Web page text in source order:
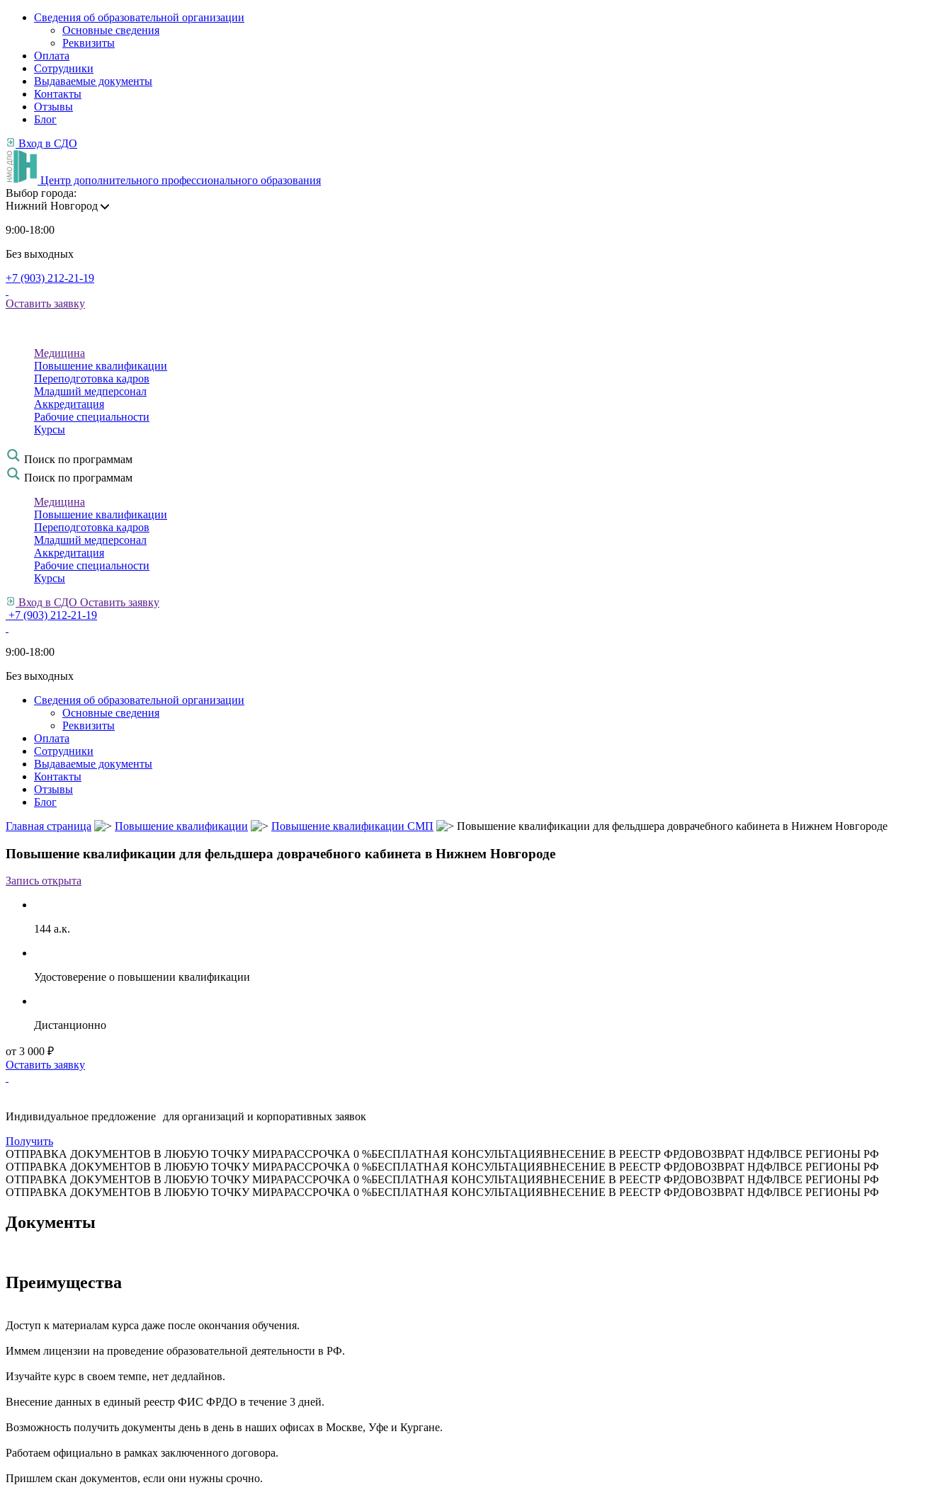
Сведения об образовательной организации
Основные сведения
Реквизиты
Оплата
Сотрудники
Выдаваемые документы
Контакты
Отзывы
Блог
Вход в СДО
Центр дополнительного профессионального образования
Выбор города:
Нижний Новгород
9:00-18:00
Без выходных
+7 (903) 212-21-19
Оставить заявку
Медицина
Повышение квалификации
Переподготовка кадров
Младший медперсонал
Аккредитация
Рабочие специальности
Курсы
Поиск по программам
Поиск по программам
Медицина
Повышение квалификации
Переподготовка кадров
Младший медперсонал
Аккредитация
Рабочие специальности
Курсы
Вход в СДО Оставить заявку
+7 (903) 212-21-19
9:00-18:00
Без выходных
Сведения об образовательной организации
Основные сведения
Реквизиты
Оплата
Сотрудники
Выдаваемые документы
Контакты
Отзывы
Блог
Главная страница
Повышение квалификации Повышение квалификации СМП Повышение квалификации для фельдшера доврачебного кабинета в Нижнем Новгороде
Повышение квалификации для фельдшера доврачебного кабинета в Нижнем Новгороде
Запись открыта
144 а.к.
Удостоверение о повышении квалификации
Дистанционно
от 3 000 ₽
Оставить заявку
Индивидуальное предложение для организаций и корпоративных заявок
Получить
ОТПРАВКА ДОКУМЕНТОВ В ЛЮБУЮ ТОЧКУ МИРАРАССРОЧКА 0 %БЕСПЛАТНАЯ КОНСУЛЬТАЦИЯВНЕСЕНИЕ В РЕЕСТР ФРДОВОЗВРАТ НДФЛВСЕ РЕГИОНЫ РФ
ОТПРАВКА ДОКУМЕНТОВ В ЛЮБУЮ ТОЧКУ МИРАРАССРОЧКА 0 %БЕСПЛАТНАЯ КОНСУЛЬТАЦИЯВНЕСЕНИЕ В РЕЕСТР ФРДОВОЗВРАТ НДФЛВСЕ РЕГИОНЫ РФ
ОТПРАВКА ДОКУМЕНТОВ В ЛЮБУЮ ТОЧКУ МИРАРАССРОЧКА 0 %БЕСПЛАТНАЯ КОНСУЛЬТАЦИЯВНЕСЕНИЕ В РЕЕСТР ФРДОВОЗВРАТ НДФЛВСЕ РЕГИОНЫ РФ
ОТПРАВКА ДОКУМЕНТОВ В ЛЮБУЮ ТОЧКУ МИРАРАССРОЧКА 0 %БЕСПЛАТНАЯ КОНСУЛЬТАЦИЯВНЕСЕНИЕ В РЕЕСТР ФРДОВОЗВРАТ НДФЛВСЕ РЕГИОНЫ РФ
Документы
Преимущества
Доступ к материалам курса даже после окончания обучения.
Иммем лицензии на проведение образовательной деятельности в РФ.
Изучайте курс в своем темпе, нет дедлайнов.
Внесение данных в единый реестр ФИС ФРДО в течение 3 дней.
Возможность получить документы день в день в наших офисах в Москве, Уфе и Кургане.
Работаем официально в рамках заключенного договора.
Пришлем скан документов, если они нужны срочно.